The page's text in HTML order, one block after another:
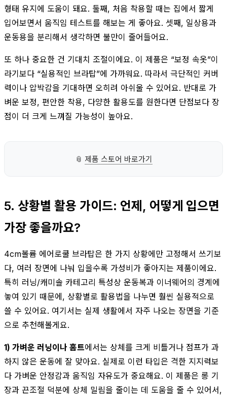
형태 유지에 도움이 돼요. 둘째, 처음 착용할 때는 집에서 짧게
입어보면서 움직임 테스트를 해보는 게 좋아요. 셋째, 일상용과
운동용을 분리해서 생각하면 불만이 줄어들어요.
또 하나 중요한 건 기대치 조절이에요. 이 제품은 “보정 속옷”이
라기보다 “실용적인 브라탑”에 가까워요. 따라서 극단적인 커버
력이나 압박감을 기대하면 오히려 아쉬울 수 있어요. 반대로 가
벼운 보정, 편안한 착용, 다양한 활용도를 원한다면 단점보다 장
점이 더 크게 느껴질 가능성이 높아요.
📎 제품 스토어 바로가기
5. 상황별 활용 가이드: 언제, 어떻게 입으면
가장 좋을까요?
4cm볼륨 에어로쿨 브라탑은 한 가지 상황에만 고정해서 쓰기보
다, 여러 장면에 나눠 입을수록 가성비가 좋아지는 제품이에요.
특히 러닝/캐미솔 카테고리 특성상 운동복과 이너웨어의 경계에
놓여 있기 때문에, 상황별로 활용법을 나누면 훨씬 실용적으로
쓸 수 있어요. 여기서는 실제 생활에서 자주 나오는 장면을 기준
으로 추천해볼게요.
1) 가벼운 러닝이나 홈트에서는 상체를 크게 비틀거나 점프가 과
하지 않은 운동에 잘 맞아요. 실제로 이런 타입은 격한 지지력보
다 가벼운 안정감과 움직임 자유도가 중요해요. 이 제품은 롱 기
장과 끈조절 덕분에 상체 밀림을 줄이는 데 도움을 줄 수 있어서,